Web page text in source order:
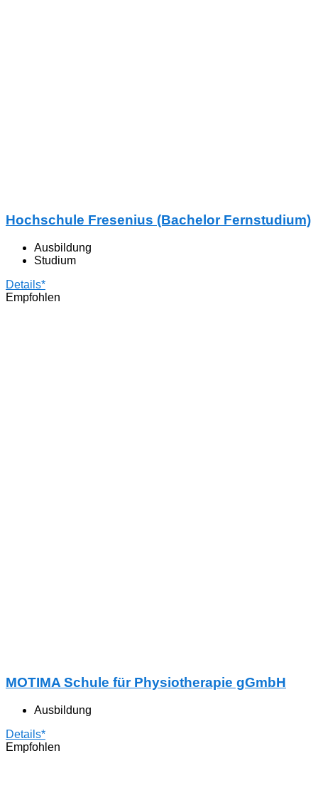
Hochschule Fresenius (Bachelor Fernstudium)
Ausbildung
Studium
Details*
Empfohlen
MOTIMA Schule für Physiotherapie gGmbH
Ausbildung
Details*
Empfohlen